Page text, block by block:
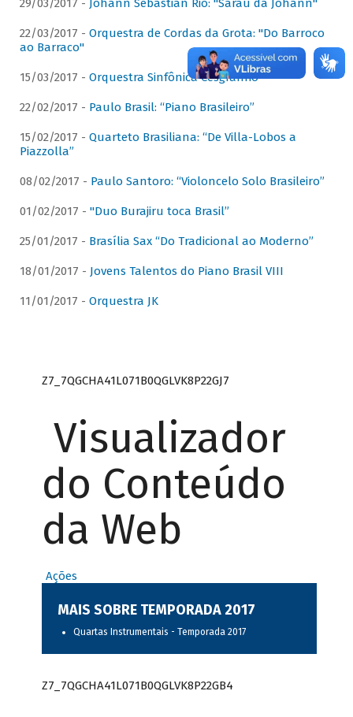
29/03/2017 - Johann Sebastian Rio: "Sarau da Johann"
22/03/2017 - Orquestra de Cordas da Grota: "Do Barroco
ao Barraco"
15/03/2017 - Orquestra Sinfônica Cesgranrio
22/02/2017 - Paulo Brasil: “Piano Brasileiro”
15/02/2017 - Quarteto Brasiliana: “De Villa-Lobos a
Piazzolla”
08/02/2017 - Paulo Santoro: “Violoncelo Solo Brasileiro”
01/02/2017 - "Duo Burajiru toca Brasil”
25/01/2017 - Brasília Sax “Do Tradicional ao Moderno”
18/01/2017 - Jovens Talentos do Piano Brasil VIII
11/01/2017 - Orquestra JK
Z7_7QGCHA41L071B0QGLVK8P22GJ7
Visualizador
do Conteúdo
da Web
Ações
MAIS SOBRE TEMPORADA 2017
Quartas Instrumentais - Temporada 2017
Z7_7QGCHA41L071B0QGLVK8P22GB4